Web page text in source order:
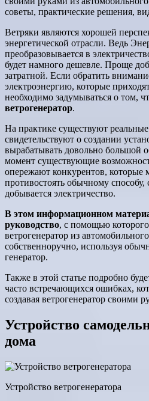
советы, практические решения,
Ветряки являются хорошей
энергетической отрасли. Ведь
преобразовывается в
будет намного дешевле. Проще
затратной. Если обратить
электроэнергию, которые
необходимо задумываться о том,
ветрогенератор.
На практике существуют
свидетельствуют о создании
вырабатывать довольно большой
момент существующие
опережают конкурентов, которые
противостоять обычному
добывается электричество.
В этом информационном
руководство, с помощью
ветрогенератор из
собственноручно, используя
генератор.
Также в этой статье подробно
часто встречающихся ошибках,
создавая ветрогенератор своими
Устройство
дома
Устройство ветрогенератора